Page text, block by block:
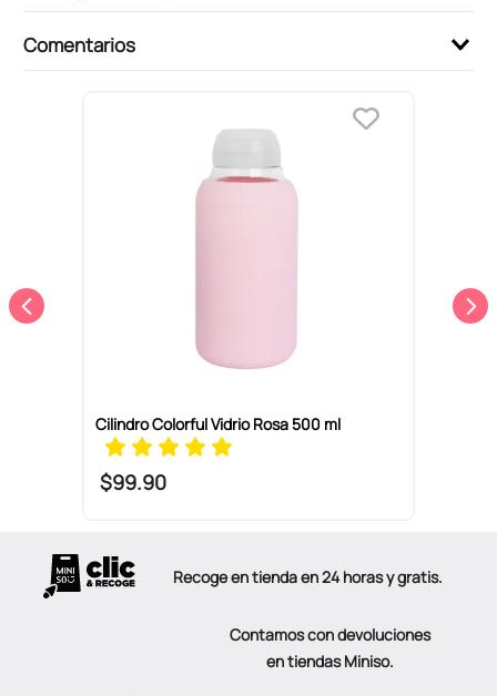
Comentarios
Cilindro Colorful Vidrio Rosa 500 ml
$99.90
Recoge en tienda en 24 horas y gratis.
Contamos con devoluciones
en tiendas Miniso.